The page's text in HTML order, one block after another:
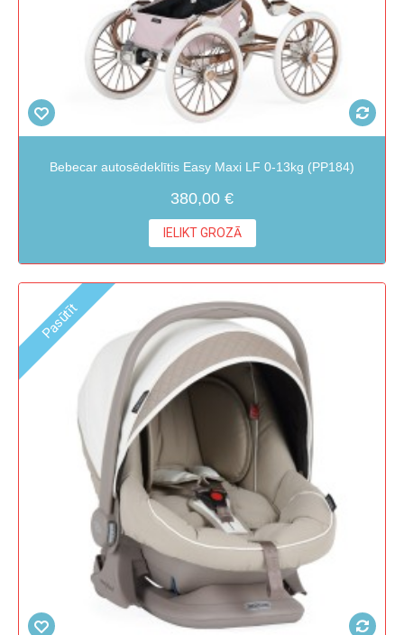
Bebecar autosēdeklītis Easy Maxi LF 0-13kg (PP184)
380,00 €
IELIKT GROZĀ
Pasūtīt